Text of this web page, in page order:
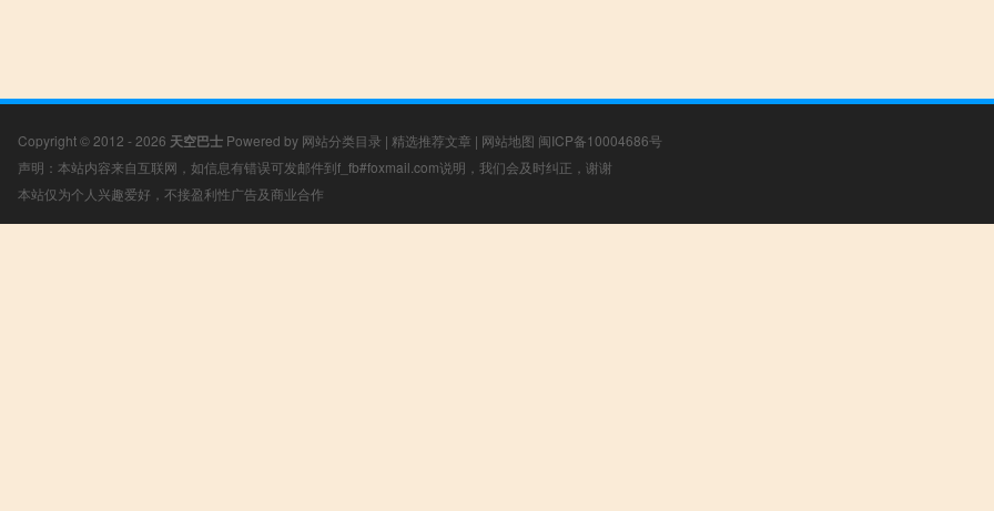
Copyright © 2012 - 2026 天空巴士 Powered by 网站分类目录 | 精选推荐文章 | 网站地图 闽ICP备10004686号
声明：本站内容来自互联网，如信息有错误可发邮件到f_fb#foxmail.com说明，我们会及时纠正，谢谢
本站仅为个人兴趣爱好，不接盈利性广告及商业合作